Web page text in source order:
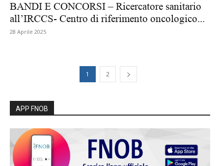
BANDI E CONCORSI – Ricercatore sanitario
all’IRCCS- Centro di riferimento oncologico...
28 Aprile 2025
1 2
APP FNOB